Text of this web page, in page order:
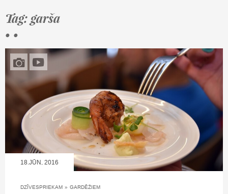
Tag: garša
• •
18.JŪN, 2016
DZĪVESPRIEKAM » GARDĒŽIEM